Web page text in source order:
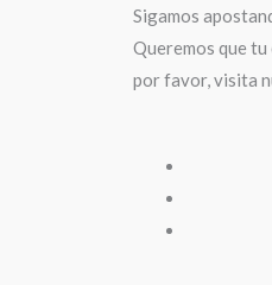
Sigamos
Queremos que tu
por favor, visita